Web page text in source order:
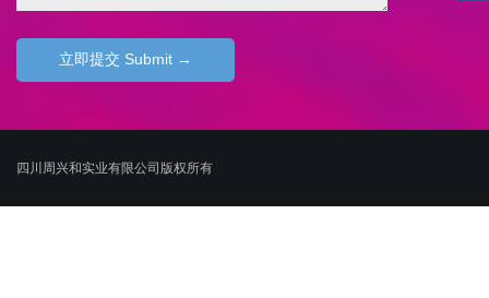
四川周兴和实业有限公司版权所有